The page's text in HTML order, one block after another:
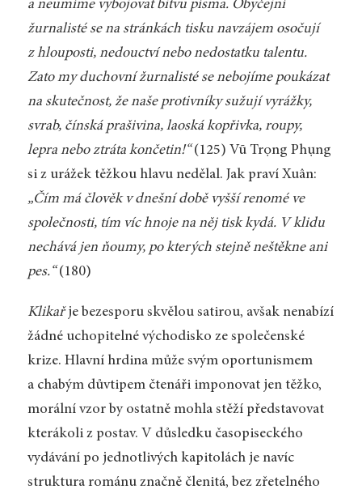
a neumíme vybojovat bitvu písma. Obyčejní
žurnalisté se na stránkách tisku navzájem osočují
z hlouposti, nedouctví nebo nedostatku talentu.
Zato my duchovní žurnalisté se nebojíme poukázat
na skutečnost, že naše protivníky sužují vyrážky,
svrab, čínská prašivina, laoská kopřivka, roupy,
lepra nebo ztráta končetin!“(125) Vũ Trọng Phụng
si z urážek těžkou hlavu nedělal. Jak praví Xuân:
„Čím má člověk v dnešní době vyšší renomé ve
společnosti, tím víc hnoje na něj tisk kydá. V klidu
nechává jen ňoumy, po kterých stejně neštěkne ani
pes.“(180)
Klikařje bezesporu skvělou satirou, avšak nenabízí
žádné uchopitelné východisko ze společenské
krize. Hlavní hrdina může svým oportunismem
a chabým důvtipem čtenáři imponovat jen těžko,
morální vzor by ostatně mohla stěží představovat
kterákoli z postav. V důsledku časopiseckého
vydávání po jednotlivých kapitolách je navíc
struktura románu značně členitá, bez zřetelného